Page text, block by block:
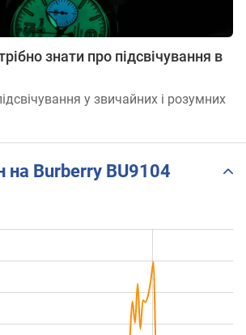
знати про підсвічування в
у звичайних і розумних
на Burberry BU9104